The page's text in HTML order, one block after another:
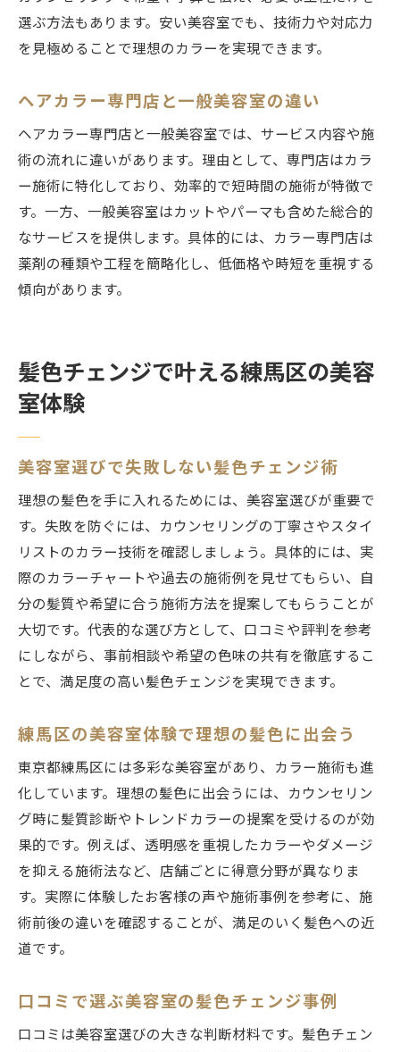
美容室で叶う最新カラーの楽しみ方紹介
選ぶ方法もあります。安い美容室でも、技術力や対応力
を見極めることで理想のカラーを実現できます。
ヘアカラー専門店と一般美容室の違い
ヘアカラー専門店と一般美容室では、サービス内容や施
術の流れに違いがあります。理由として、専門店はカラ
ー施術に特化しており、効率的で短時間の施術が特徴で
す。一方、一般美容室はカットやパーマも含めた総合的
なサービスを提供します。具体的には、カラー専門店は
薬剤の種類や工程を簡略化し、低価格や時短を重視する
傾向があります。
髪色チェンジで叶える練馬区の美容
室体験
美容室選びで失敗しない髪色チェンジ術
理想の髪色を手に入れるためには、美容室選びが重要で
す。失敗を防ぐには、カウンセリングの丁寧さやスタイ
リストのカラー技術を確認しましょう。具体的には、実
際のカラーチャートや過去の施術例を見せてもらい、自
分の髪質や希望に合う施術方法を提案してもらうことが
大切です。代表的な選び方として、口コミや評判を参考
にしながら、事前相談や希望の色味の共有を徹底するこ
とで、満足度の高い髪色チェンジを実現できます。
練馬区の美容室体験で理想の髪色に出会う
東京都練馬区には多彩な美容室があり、カラー施術も進
化しています。理想の髪色に出会うには、カウンセリン
グ時に髪質診断やトレンドカラーの提案を受けるのが効
果的です。例えば、透明感を重視したカラーやダメージ
を抑える施術法など、店舗ごとに得意分野が異なりま
す。実際に体験したお客様の声や施術事例を参考に、施
術前後の違いを確認することが、満足のいく髪色への近
道です。
口コミで選ぶ美容室の髪色チェンジ事例
口コミは美容室選びの大きな判断材料です。髪色チェン